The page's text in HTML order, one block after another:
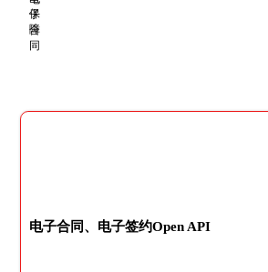
电子合同、电子签约Open API